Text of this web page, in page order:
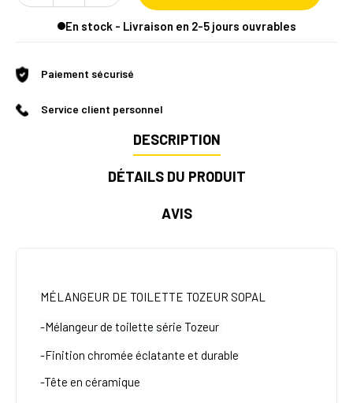
En stock - Livraison en 2-5 jours ouvrables
Paiement sécurisé
Service client personnel
DESCRIPTION
DÉTAILS DU PRODUIT
AVIS
MÉLANGEUR DE TOILETTE TOZEUR SOPAL
-Mélangeur de toilette série Tozeur
-Finition chromée éclatante et durable
-Tête en céramique